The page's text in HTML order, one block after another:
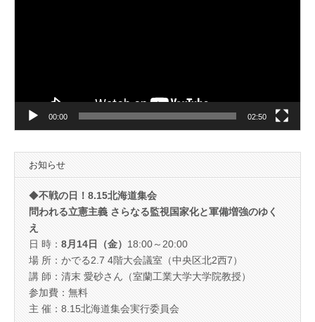
00:00 02:50
お知らせ
◆不戦の日！8.15北海道集会
問われる立憲主義 さらなる監視国家化と軍備増強のゆく
え
日 時： 8月14日（金） 18:00～20:00
場 所：かでる2.7 4階大会議室（中央区北2西7）
講 師：清末 愛砂さん（室蘭工業大学大学院教授）
参加費：無料
主 催：8.15北海道集会実行委員会